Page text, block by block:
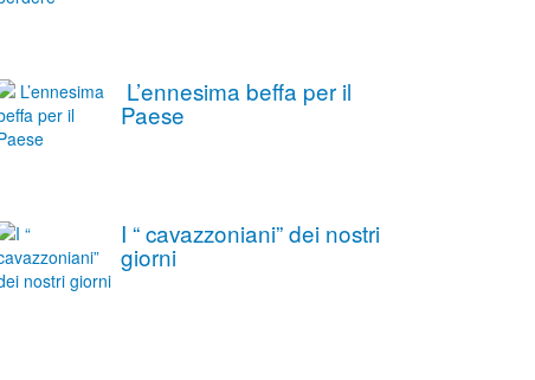
L’ennesima beffa per il
Paese
I “ cavazzoniani” dei nostri
giorni